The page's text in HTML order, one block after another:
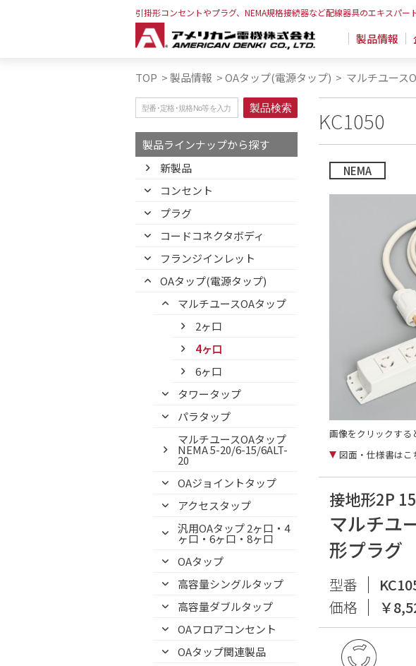
引掛形コンセントやプラグ、NEMA規格接続器など配線器具のエキスパー
製品情報
TOP >製品情報 >OAタップ(電源タップ) > マルチユース
製品ラインナップから探す
新製品
コンセント
プラグ
コードコネクタボディ
フランジインレット
OAタップ(電源タップ)
マルチユースOAタップ
2ヶ口
4ヶ口
6ヶ口
タワータップ
パラタップ
マルチユースOAタップ
NEMA 5-20/6-15/6ALT-
20
OAジョイントタップ
アクセスタップ
汎用OAタップ 2ヶ口・4
ヶ口・6ヶ口・8ヶ口
OAタップ
高容量シングルタップ
高容量ダブルタップ
OAフロアコンセント
OAタップ関連製品
KC1050
NEMA
画像をクリックする
図面・仕様書はこ
接地形2P
マルチユ
形プラグ
型番
価格
￥